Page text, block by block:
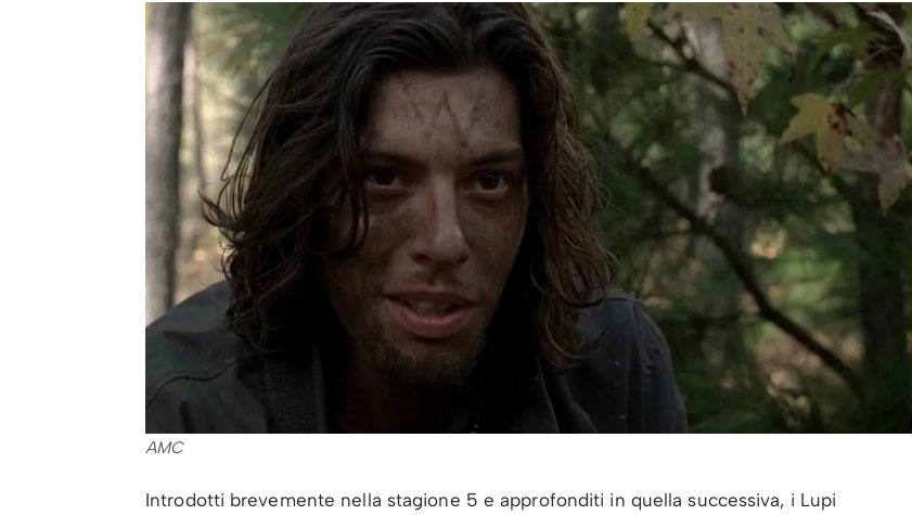
AMC
Introdotti brevemente nella stagione 5 e approfonditi in quella successiva, i Lupi